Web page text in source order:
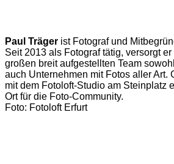
Paul Träger ist Fotograf und
Seit 2013 als Fotograf tätig, versorgt
großen breit aufgestellten Team
auch Unternehmen mit Fotos aller Art.
mit dem Fotoloft-Studio am Steinplatz
Ort für die Foto-Community.
Foto: Fotoloft Erfurt